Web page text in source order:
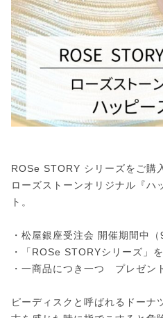
ROSe STORY シリーズをご購
ローズストーンオリジナル『ハ
ト。
・松屋銀座受注会 開催期間中
・「ROSe STORYシリーズ」
・一商品につき一つ プレゼン
ピーディスクと呼ばれるドーナ